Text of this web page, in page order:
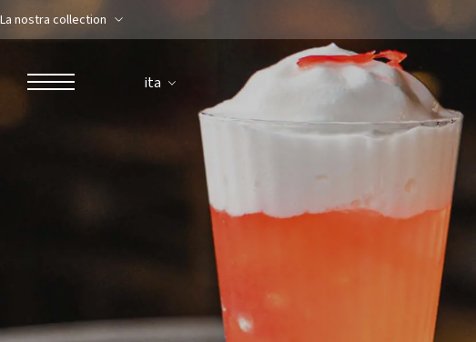
La nostra collection
ROBERTO NALDI COLLECTION
Parco dei Principi Grand Hotel & Spa
Hotel Splendide Royal Roma
Hotel Splendide Royal Lugano
ita